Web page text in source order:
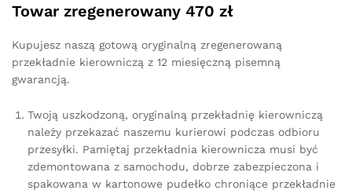
Towar zregenerowany 470 zł
Kupujesz naszą gotową oryginalną zregenerowaną
przekładnie kierowniczą z 12 miesięczną pisemną
gwarancją.
Twoją uszkodzoną, oryginalną przekładnię kierowniczą
należy przekazać naszemu kurierowi podczas odbioru
przesyłki. Pamiętaj przekładnia kierownicza musi być
zdemontowana z samochodu, dobrze zabezpieczona i
spakowana w kartonowe pudełko chroniące przekładnie